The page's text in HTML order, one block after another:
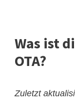
Was ist
OTA?
Zuletzt